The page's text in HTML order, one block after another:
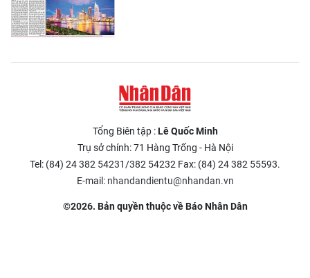
Tổng Biên tập :Lê Quốc Minh
Trụ sở chính: 71 Hàng Trống - Hà Nội
Tel: (84) 24 382 54231/382 54232 Fax: (84) 24 382 55593.
E-mail: nhandandientu@nhandan.vn
©2026. Bản quyền thuộc về Báo Nhân Dân